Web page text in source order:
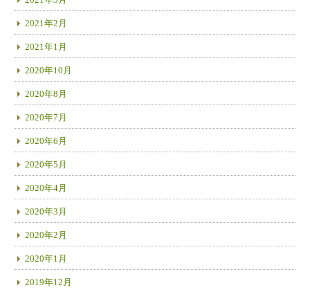
2021年2月
2021年1月
2020年10月
2020年8月
2020年7月
2020年6月
2020年5月
2020年4月
2020年3月
2020年2月
2020年1月
2019年12月